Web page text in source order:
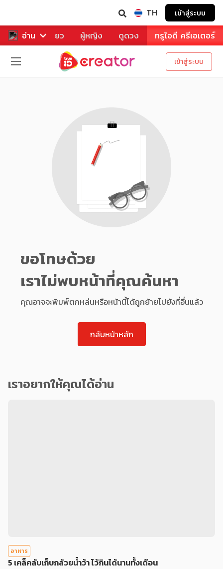
TH เข้าสู่ระบบ
อ่าน
หาร ท่องเที่ยว ผู้หญิง ดูดวง ทรูไอดี ครีเอเตอร์
เข้าสู่ระบบ
ขอโทษด้วย
เราไม่พบหน้าที่คุณค้นหา
คุณอาจจะพิมพ์ตกหล่นหรือหน้านี้ได้ถูกย้ายไปยังที่อื่นแล้ว
กลับหน้าหลัก
เราอยากให้คุณได้อ่าน
อาหาร
5 เคล็คลับเก็บกล้วยน้ำว้า ไว้กินได้นานทั้งเดือน